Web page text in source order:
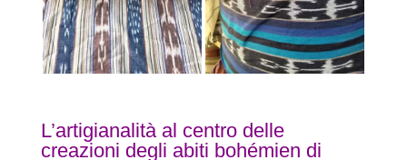
L’artigianalità al centro delle
creazioni degli abiti bohémien di